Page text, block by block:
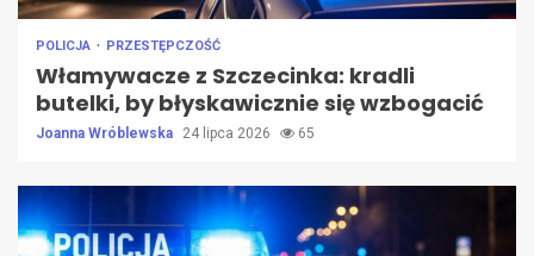
POLICJA PRZESTĘPCZOŚĆ
Włamywacze z Szczecinka: kradli
butelki, by błyskawicznie się wzbogacić
Joanna Wróblewska 24 lipca 2026 65